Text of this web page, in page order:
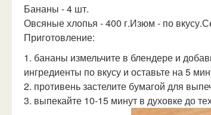
Бананы - 4 шт.
Овсяные хлопья - 400 г.Изюм - по
Приготовление:
1. бананы измельчите в блендере и
ингредиенты по вкусу и оставьте на 5
2. противень застелите бумагой для
3. выпекайте 10-15 минут в духовке до